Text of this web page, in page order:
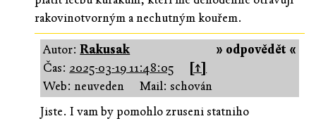
rakovinotvorným a nechutným kouřem.
» odpovědět «
Autor:Rakusak
Čas: 2025-03-19 11:48:05
[↑]
Web: neuveden
Mail: schován
Jiste. I vam by pomohlo zruseni statniho